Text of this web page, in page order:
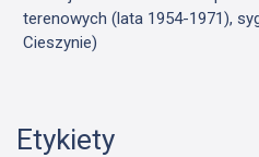
terenowych (lata 1954-1971),
Cieszynie)
Etykiety